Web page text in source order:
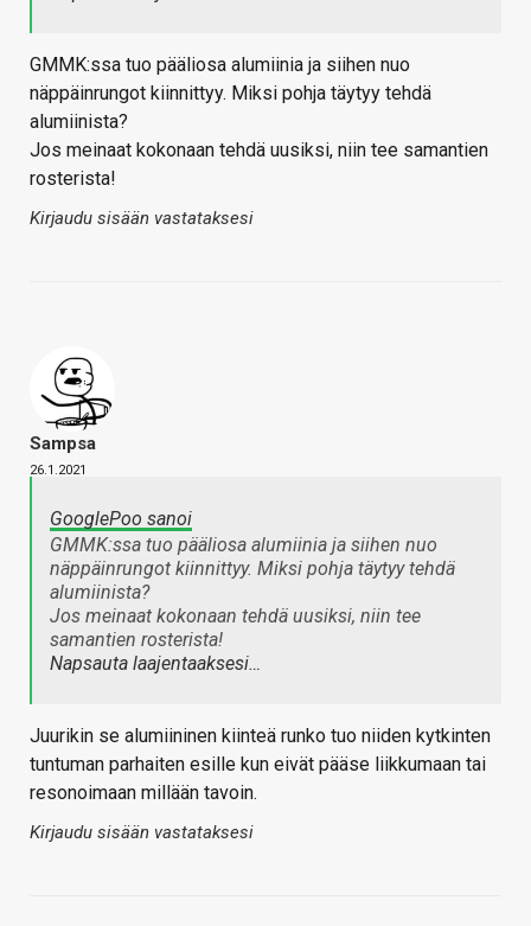
GMMK:ssa tuo pääliosa alumiinia ja siihen nuo
näppäinrungot kiinnittyy. Miksi pohja täytyy tehdä
alumiinista?
Jos meinaat kokonaan tehdä uusiksi, niin tee samantien
rosterista!
Kirjaudu sisään vastataksesi
Sampsa
26.1.2021
GooglePoo sanoi
GMMK:ssa tuo pääliosa alumiinia ja siihen nuo
näppäinrungot kiinnittyy. Miksi pohja täytyy tehdä
alumiinista?
Jos meinaat kokonaan tehdä uusiksi, niin tee
samantien rosterista!
Napsauta laajentaaksesi…
Juurikin se alumiininen kiinteä runko tuo niiden kytkinten
tuntuman parhaiten esille kun eivät pääse liikkumaan tai
resonoimaan millään tavoin.
Kirjaudu sisään vastataksesi